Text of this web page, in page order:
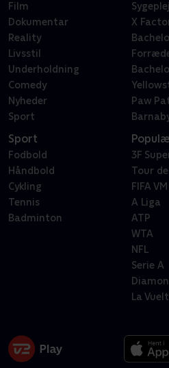
Film
Dokumentar
Reality
Livsstil
Underholdning
Comedy
Nyheder
Sport
X
Paw
Sport
Fodbold
Håndbold
Cykling
Tennis
Badminton
3F
Tour
FIFA
A Liga
ATP
WTA
NFL
Serie A
La